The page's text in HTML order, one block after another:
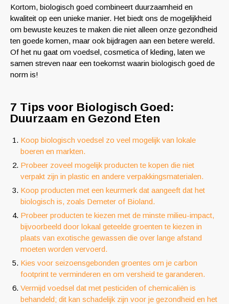
Kortom, biologisch goed combineert duurzaamheid en
kwaliteit op een unieke manier. Het biedt ons de mogelijkheid
om bewuste keuzes te maken die niet alleen onze gezondheid
ten goede komen, maar ook bijdragen aan een betere wereld.
Of het nu gaat om voedsel, cosmetica of kleding, laten we
samen streven naar een toekomst waarin biologisch goed de
norm is!
7 Tips voor Biologisch Goed:
Duurzaam en Gezond Eten
Koop biologisch voedsel zo veel mogelijk van lokale
boeren en markten.
Probeer zoveel mogelijk producten te kopen die niet
verpakt zijn in plastic en andere verpakkingsmaterialen.
Koop producten met een keurmerk dat aangeeft dat het
biologisch is, zoals Demeter of Bioland.
Probeer producten te kiezen met de minste milieu-impact,
bijvoorbeeld door lokaal geteelde groenten te kiezen in
plaats van exotische gewassen die over lange afstand
moeten worden vervoerd.
Kies voor seizoensgebonden groentes om je carbon
footprint te verminderen en om versheid te garanderen.
Vermijd voedsel dat met pesticiden of chemicaliën is
behandeld; dit kan schadelijk zijn voor je gezondheid en het